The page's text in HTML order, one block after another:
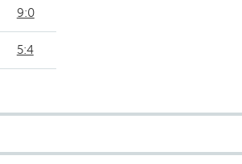
9:0
5:4